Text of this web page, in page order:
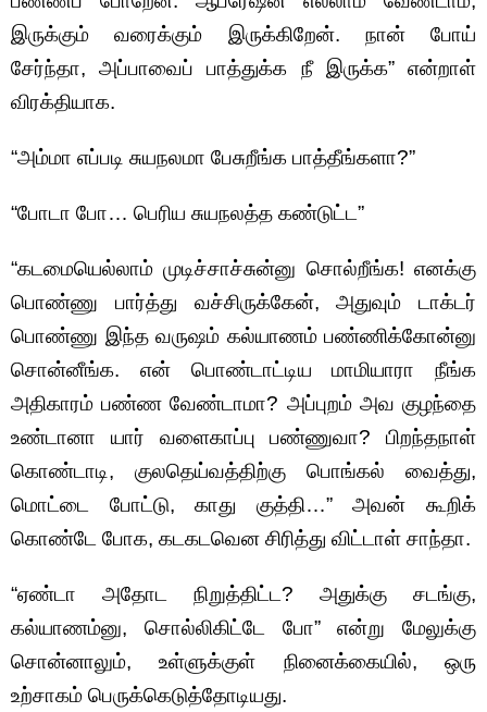
இருக்கும் வரைக்கும் இருக்கிறேன். நான் போய்
சேர்ந்தா, அப்பாவைப் பாத்துக்க நீ இருக்க” என்றாள்
விரக்தியாக.
“அம்மா எப்படி சுயநலமா பேசுறீங்க பாத்தீங்களா?”
“போடா போ… பெரிய சுயநலத்த கண்டுட்ட”
“கடமையெல்லாம் முடிச்சாச்சுன்னு சொல்றீங்க! எனக்கு
பொண்ணு பார்த்து வச்சிருக்கேன், அதுவும் டாக்டர்
பொண்ணு இந்த வருஷம் கல்யாணம் பண்ணிக்கோன்னு
சொன்னீங்க. என் பொண்டாட்டிய மாமியாரா நீங்க
அதிகாரம் பண்ண வேண்டாமா? அப்புறம் அவ குழந்தை
உண்டானா யார் வளைகாப்பு பண்ணுவா? பிறந்தநாள்
கொண்டாடி, குலதெய்வத்திற்கு பொங்கல் வைத்து,
மொட்டை போட்டு, காது குத்தி…” அவன் கூறிக்
கொண்டே போக, கடகடவென சிரித்து விட்டாள் சாந்தா.
“ஏண்டா அதோட நிறுத்திட்ட? அதுக்கு சடங்கு,
கல்யாணம்னு, சொல்லிகிட்டே போ” என்று மேலுக்கு
சொன்னாலும், உள்ளுக்குள் நினைக்கையில், ஒரு
உற்சாகம் பெருக்கெடுத்தோடியது.